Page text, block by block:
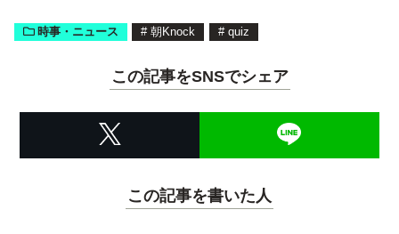
時事・ニュース # 朝Knock # quiz
この記事をSNSでシェア
この記事を書いた人